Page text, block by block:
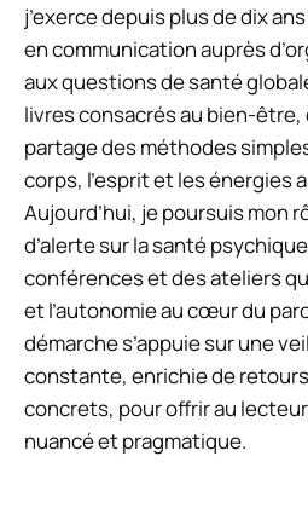
j’exerce depuis plus de dix
en communication auprès
aux questions de santé
livres consacrés au bien-être,
partage des méthodes
corps, l’esprit et les énergies
Aujourd’hui, je poursuis mon
d’alerte sur la santé
conférences et des ateliers
et l’autonomie au cœur du
démarche s’appuie sur une
constante, enrichie de
concrets, pour offrir au
nuancé et pragmatique.